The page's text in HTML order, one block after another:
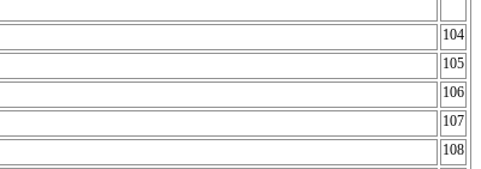
104
105
106
107
108